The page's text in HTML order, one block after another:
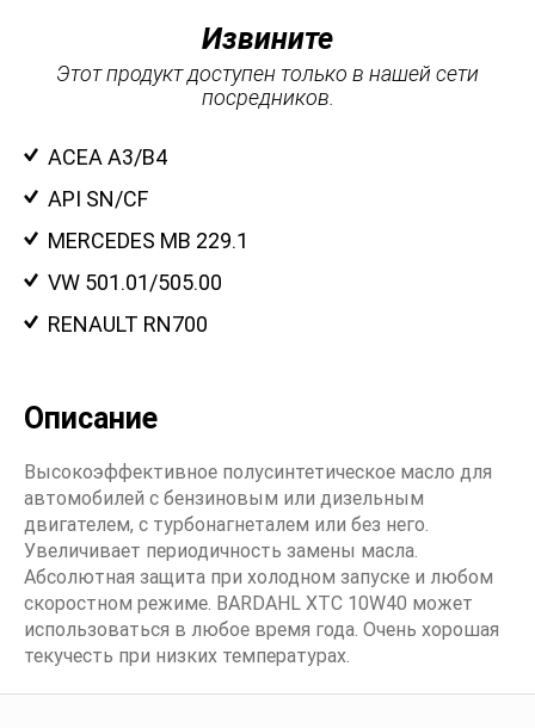
Извините
Этот продукт доступен только в нашей сети
посредников.
ACEA A3/B4
API SN/CF
MERCEDES MB 229.1
VW 501.01/505.00
RENAULT RN700
Описание
Высокоэффективное полусинтетическое масло для
автомобилей с бензиновым или дизельным
двигателем, с турбонагнеталем или без него.
Увеличивает периодичность замены масла.
Абсолютная защита при холодном запуске и любом
скоростном режиме. BARDAHL XTC 10W40 может
использоваться в любое время года. Очень хорошая
текучесть при низких температурах.